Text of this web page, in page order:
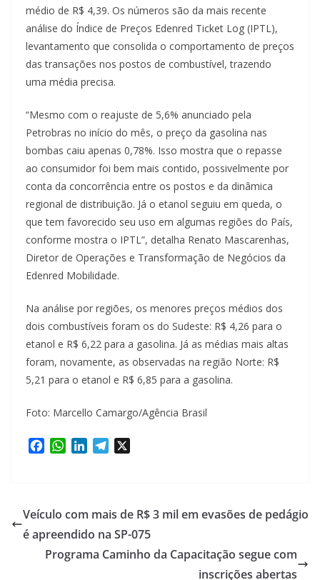
médio de R$ 4,39. Os números são da mais recente
análise do Índice de Preços Edenred Ticket Log (IPTL),
levantamento que consolida o comportamento de preços
das transações nos postos de combustível, trazendo
uma média precisa.
“Mesmo com o reajuste de 5,6% anunciado pela
Petrobras no início do mês, o preço da gasolina nas
bombas caiu apenas 0,78%. Isso mostra que o repasse
ao consumidor foi bem mais contido, possivelmente por
conta da concorrência entre os postos e da dinâmica
regional de distribuição. Já o etanol seguiu em queda, o
que tem favorecido seu uso em algumas regiões do País,
conforme mostra o IPTL”, detalha Renato Mascarenhas,
Diretor de Operações e Transformação de Negócios da
Edenred Mobilidade.
Na análise por regiões, os menores preços médios dos
dois combustíveis foram os do Sudeste: R$ 4,26 para o
etanol e R$ 6,22 para a gasolina. Já as médias mais altas
foram, novamente, as observadas na região Norte: R$
5,21 para o etanol e R$ 6,85 para a gasolina.
Foto: Marcello Camargo/Agência Brasil
b
o
k
W
s
p
p
e
I
n
g
a
m
Veículo com mais de R$ 3 mil em evasões de pedágio
é apreendido na SP-075
Programa Caminho da Capacitação segue com
inscrições abertas